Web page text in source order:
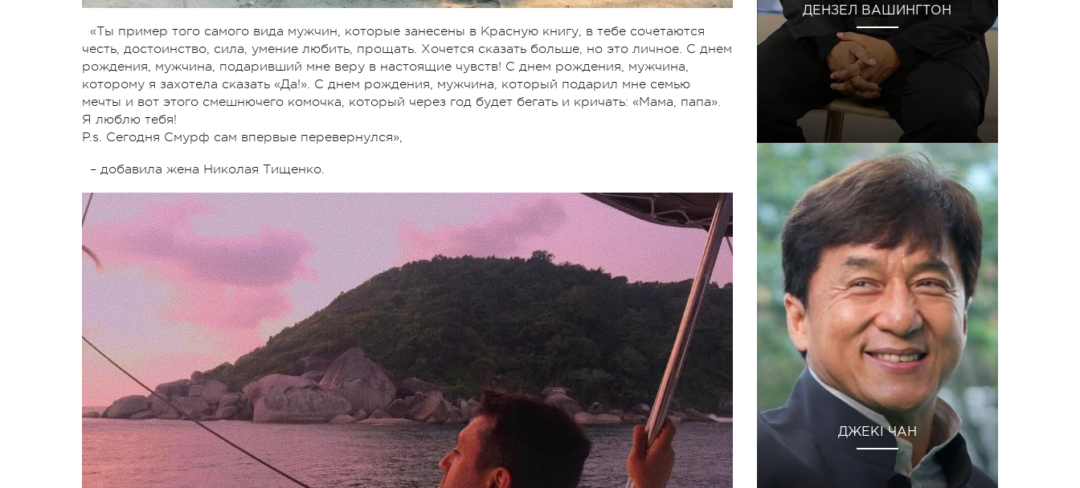
«Ты пример того самого вида мужчин, которые занесены в Красную книгу, в тебе сочетаются
честь, достоинство, сила, умение любить, прощать. Хочется сказать больше, но это личное. С днем
рождения, мужчина, подаривший мне веру в настоящие чувств! С днем рождения, мужчина,
которому я захотела сказать «Да!». С днем рождения, мужчина, который подарил мне семью
мечты и вот этого смешнючего комочка, который через год будет бегать и кричать: «Мама, папа».
Я люблю тебя!
P.s. Сегодня Смурф сам впервые перевернулся»,
– добавила жена Николая Тищенко.
ДЕНЗЕЛ ВАШИНГТОН
ДЖЕКІ ЧАН